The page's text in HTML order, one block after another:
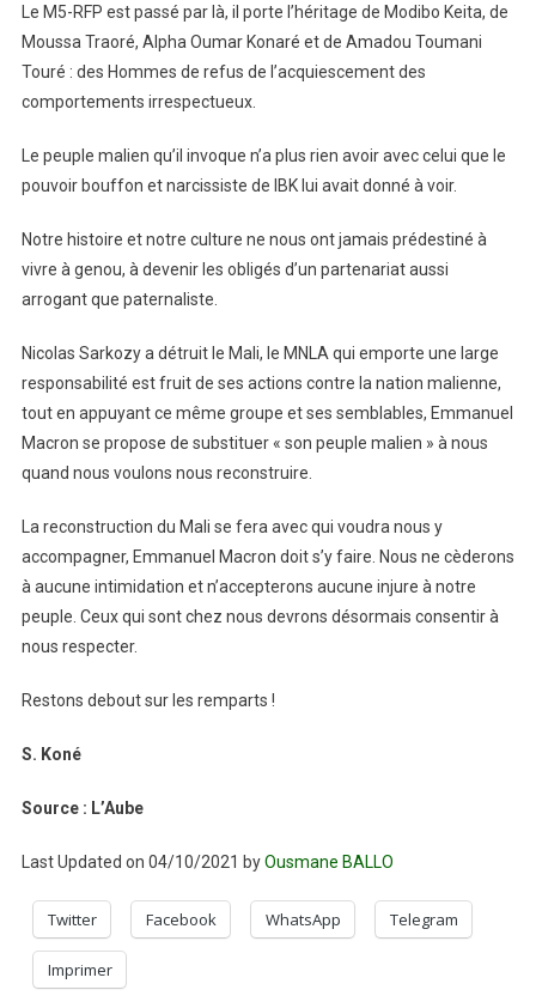
Le M5-RFP est passé par là, il porte l’héritage de Modibo Keita, de
Moussa Traoré, Alpha Oumar Konaré et de Amadou Toumani
Touré : des Hommes de refus de l’acquiescement des
comportements irrespectueux.
Le peuple malien qu’il invoque n’a plus rien avoir avec celui que le
pouvoir bouffon et narcissiste de IBK lui avait donné à voir.
Notre histoire et notre culture ne nous ont jamais prédestiné à
vivre à genou, à devenir les obligés d’un partenariat aussi
arrogant que paternaliste.
Nicolas Sarkozy a détruit le Mali, le MNLA qui emporte une large
responsabilité est fruit de ses actions contre la nation malienne,
tout en appuyant ce même groupe et ses semblables, Emmanuel
Macron se propose de substituer « son peuple malien » à nous
quand nous voulons nous reconstruire.
La reconstruction du Mali se fera avec qui voudra nous y
accompagner, Emmanuel Macron doit s’y faire. Nous ne cèderons
à aucune intimidation et n’accepterons aucune injure à notre
peuple. Ceux qui sont chez nous devrons désormais consentir à
nous respecter.
Restons debout sur les remparts !
S. Koné
Source : L’Aube
Last Updated on 04/10/2021 byOusmane BALLO
Twitter Facebook WhatsApp Telegram
Imprimer